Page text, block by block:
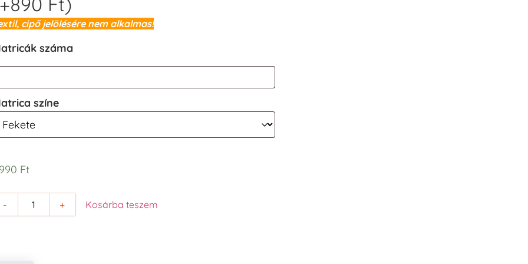
cipő jelölésére nem alkalmas!
száma
színe
Ft
- + Kosárba teszem